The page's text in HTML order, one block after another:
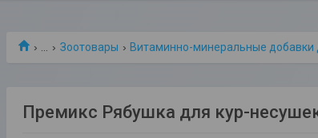
Зоотовары Витаминно-минеральные добавки
Премикс Рябушка для кур-